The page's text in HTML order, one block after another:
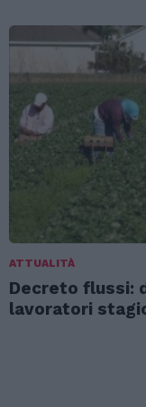
ATTUALITÀ
Decreto flussi:
lavoratori